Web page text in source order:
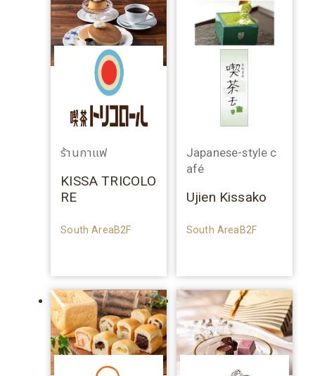
ร้านกาแฟ
KISSA TRICOLO
RE
South AreaB2F
Japanese-style c
afé
Ujien Kissako
South AreaB2F